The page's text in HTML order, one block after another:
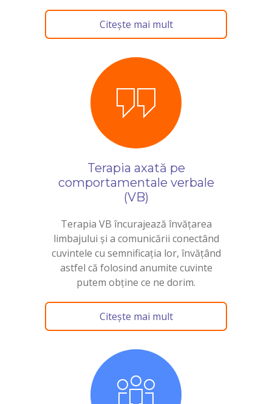
Citește mai mult
Terapia axată pe
comportamentale verbale
(VB)
Terapia VB încurajează învățarea
limbajului și a comunicării conectând
cuvintele cu semnificația lor, învățând
astfel că folosind anumite cuvinte
putem obține ce ne dorim.
Citește mai mult